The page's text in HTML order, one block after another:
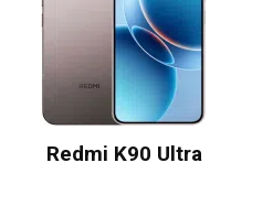
Redmi K90 Ultra